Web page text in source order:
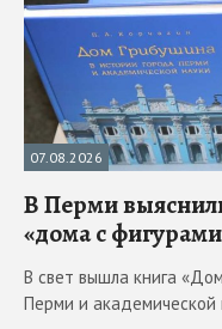
07.08.2026
В Перми
«дома с
В свет вышла книга
Перми и академической